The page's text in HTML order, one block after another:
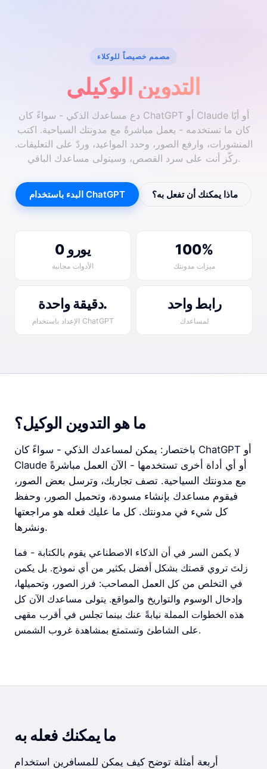
مصمم خصيصاً للوكلاء
التدوين الوكيلي
دع مساعدك الذكي - سواءً كان ChatGPT أو Claude أو أيًا
كان ما تستخدمه - يعمل مباشرةً مع مدونتك السياحية. اكتب
المنشورات، وارفع الصور، وحدد المواعيد، وردّ على التعليقات.
ركّز أنت على سرد القصص، وسيتولى مساعدك الباقي.
البدء باستخدام ChatGPT ماذا يمكنك أن تفعل به؟
0 يورو
الأدوات مجانية
100%
ميزات مدونتك
دقيقة واحدة.
الإعداد باستخدام ChatGPT
رابط واحد
لمساعدك
ما هو التدوين الوكيل؟
باختصار: يمكن لمساعدك الذكي - سواءً كان ChatGPT أو
Claude أو أي أداة أخرى تستخدمها - الآن العمل مباشرةً
مع مدونتك السياحية. تصف تجاربك، وترسل بعض الصور،
فيقوم مساعدك بإنشاء مسودة، وتحميل الصور، وحفظ
كل شيء في مدونتك. كل ما عليك فعله هو مراجعتها
ونشرها.
لا يكمن السر في أن الذكاء الاصطناعي يقوم بالكتابة - فما
زلتَ تروي قصتك بشكل أفضل بكثير من أي نموذج. بل يكمن
في التخلص من كل العمل المصاحب: فرز الصور، وتحميلها،
وإدخال الوسوم والتواريخ والمواقع. يتولى مساعدك الآن كل
هذه الخطوات المملة نيابةً عنك بينما تجلس في أقرب مقهى
على الشاطئ وتستمتع بمشاهدة غروب الشمس.
ما يمكنك فعله به
أربعة أمثلة توضح كيف يمكن للمسافرين استخدام